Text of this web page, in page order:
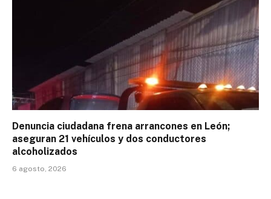
Denuncia ciudadana frena arrancones en León;
aseguran 21 vehículos y dos conductores
alcoholizados
6 agosto, 2026